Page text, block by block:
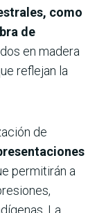
como
de
en madera
reflejan la
de
permitirán a
La